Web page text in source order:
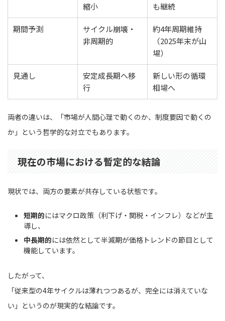
縮小
も継続
期間予測
サイクル崩壊・
非周期的
約4年周期維持
（2025年末が山
場）
見通し
安定成長期へ移
行
新しい形の循環
相場へ
両者の違いは、「市場が人間心理で動くのか、制度要因で動くの
か」という哲学的な対立でもあります。
現在の市場における暫定的な結論
現状では、両方の要素が共存している状態です。
短期的にはマクロ政策（利下げ・関税・インフレ）などが主
導し、
中長期的には依然として半減期が価格トレンドの節目として
機能しています。
したがって、
「従来型の4年サイクルは薄れつつあるが、完全には消えていな
い」というのが現実的な結論です。